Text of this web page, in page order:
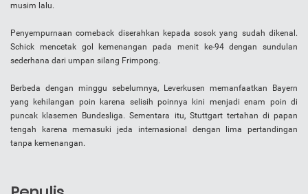
musim lalu.
Penyempurnaan comeback diserahkan kepada sosok yang sudah dikenal.
Schick mencetak gol kemenangan pada menit ke-94 dengan sundulan
sederhana dari umpan silang Frimpong.
Berbeda dengan minggu sebelumnya, Leverkusen memanfaatkan Bayern
yang kehilangan poin karena selisih poinnya kini menjadi enam poin di
puncak klasemen Bundesliga. Sementara itu, Stuttgart tertahan di papan
tengah karena memasuki jeda internasional dengan lima pertandingan
tanpa kemenangan.